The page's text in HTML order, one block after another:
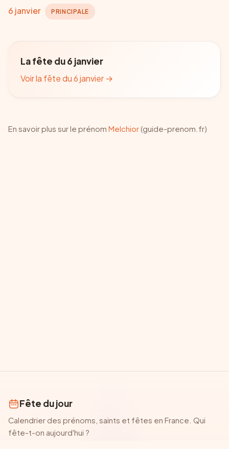
6 janvier PRINCIPALE
La fête du 6 janvier
Voir la fête du 6 janvier →
En savoir plus sur le prénom Melchior(guide-prenom.fr)
Fête du jour
Calendrier des prénoms, saints et fêtes en France. Qui
fête-t-on aujourd'hui ?